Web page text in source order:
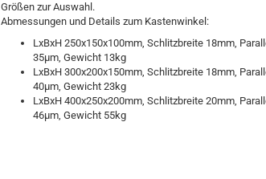
Größen zur Auswahl.
Abmessungen und Details zum Kastenwinkel:
LxBxH 250x150x100mm, Schlitzbreite 18mm,
35µm, Gewicht 13kg
LxBxH 300x200x150mm, Schlitzbreite 18mm,
40µm, Gewicht 23kg
LxBxH 400x250x200mm, Schlitzbreite 20mm,
46µm, Gewicht 55kg